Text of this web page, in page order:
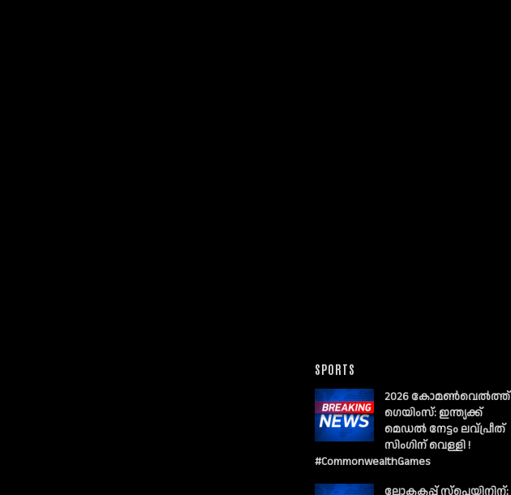
SPORTS
2026 കോമൺവെൽത്ത്
ഗെയിംസ്: ഇന്ത്യക്ക്
മെഡൽ നേട്ടം ലവ്പ്രീത്
സിംഗിന് വെള്ളി !
#CommonwealthGames
ലോകകപ്പ് സ്പെയിനിന്;